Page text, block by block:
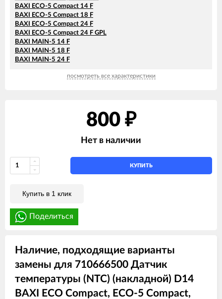
BAXI ECO-5 Compact 14 F
BAXI ECO-5 Compact 18 F
BAXI ECO-5 Compact 24 F
BAXI ECO-5 Compact 24 F GPL
BAXI MAIN-5 14 F
BAXI MAIN-5 18 F
BAXI MAIN-5 24 F
посмотреть все характеристики
800 ₽
Нет в наличии
КУПИТЬ
Купить в 1 клик
Поделиться
Наличие, подходящие варианты
замены для 710666500 Датчик
температуры (NTC) (накладной) D14
BAXI ECO Compact, ECO-5 Compact,